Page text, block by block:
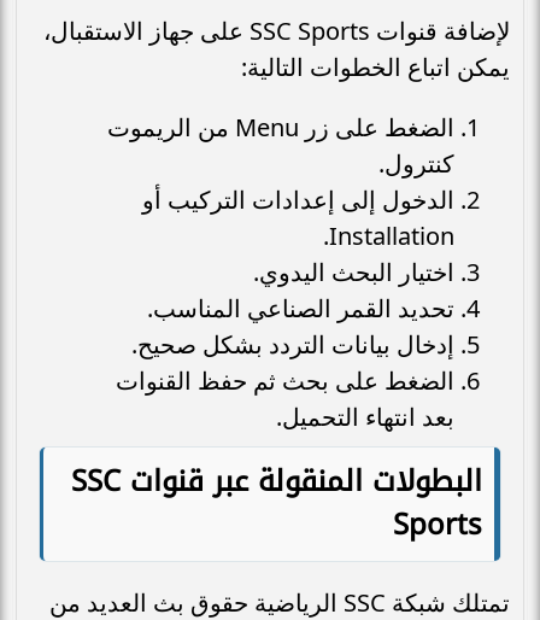
لإضافة قنوات SSC Sports على جهاز الاستقبال،
يمكن اتباع الخطوات التالية:
الضغط على زر Menu من الريموت
كنترول.
الدخول إلى إعدادات التركيب أو
Installation.
اختيار البحث اليدوي.
تحديد القمر الصناعي المناسب.
إدخال بيانات التردد بشكل صحيح.
الضغط على بحث ثم حفظ القنوات
بعد انتهاء التحميل.
البطولات المنقولة عبر قنوات SSC
Sports
تمتلك شبكة SSC الرياضية حقوق بث العديد من